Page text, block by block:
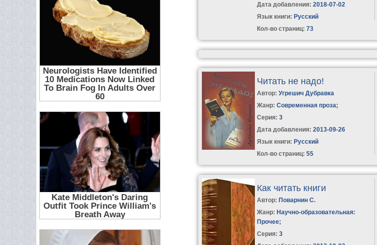
Дата добавления: 2018-07-02
Язык книги: Русский
Кол-во страниц: 73
Читать не надо!
Автор:Угрешич Дубравка
Жанр: Современная проза;
Серия:3
Дата добавления: 2013-09-26
Язык книги: Русский
Кол-во страниц: 55
Как читать книги
Автор: Поварнин С.
Жанр: Научно-образовательная:
Прочее;
Серия:3